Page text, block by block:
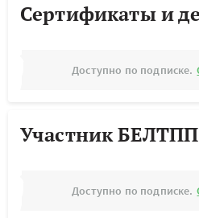
Сертификаты и
Доступно по подписке.
Участник БЕЛТПП
Доступно по подписке.